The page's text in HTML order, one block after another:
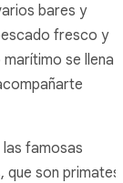
bares y
fresco y
se llena
las famosas
son primates